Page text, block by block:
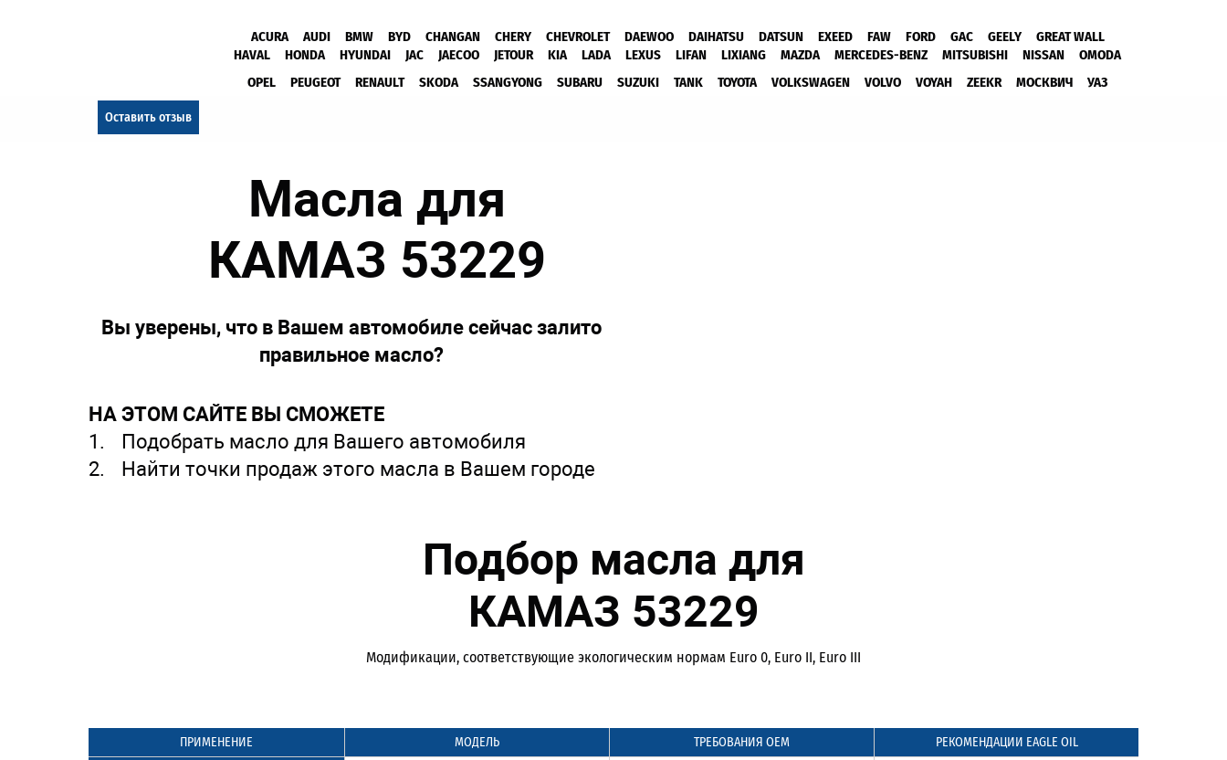
ACURA AUDI BMW BYD CHANGAN CHERY CHEVROLET DAEWOO DAIHATSU DATSUN EXEED FAW FORD GAC GEELY
GREAT WALL
HAVAL
HONDA HYUNDAI JAC JAECOO JETOUR KIA LADA LEXUS LIFAN LIXIANG MAZDA MERCEDES-BENZ MITSUBISHI NISSAN
OMODA
OPEL
PEUGEOT RENAULT SKODA SSANGYONG SUBARU SUZUKI TANK TOYOTA VOLKSWAGEN VOLVO VOYAH ZEEKR МОСКВИЧ УАЗ
Оставить отзыв
Масла для
КАМАЗ 53229
Вы уверены, что в Вашем автомобиле сейчас залито
правильное масло?
НА ЭТОМ САЙТЕ ВЫ СМОЖЕТЕ
Подобрать масло для Вашего автомобиля
Найти точки продаж этого масла в Вашем городе
Подбор масла для
КАМАЗ 53229
Модификации, соответствующие экологическим нормам Euro 0, Euro II, Euro III
ПРИМЕНЕНИЕ МОДЕЛЬ ТРЕБОВАНИЯ ОЕМ
РЕКОМЕНДАЦИИ EAGLE OIL